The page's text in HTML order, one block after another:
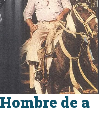
de a